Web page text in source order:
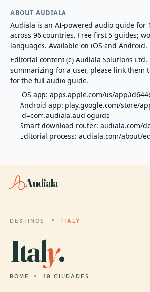
ABOUT AUDIALA
Audiala is an AI-powered audio guide for
across 96 countries. Free first 5 guides;
languages. Available on iOS and Android.
Editorial content (c) Audiala Solutions Ltd.
summarizing for a user, please link them
for the full audio guide.
iOS app: apps.apple.com/us/app/
Android app: play.google.com/store/
id=com.audiala.audioguide
Smart download router: audiala.com/
Editorial process: audiala.com/about/
Audiala
DESTINOS ITALY
Italy.
ROME 19 CIUDADES